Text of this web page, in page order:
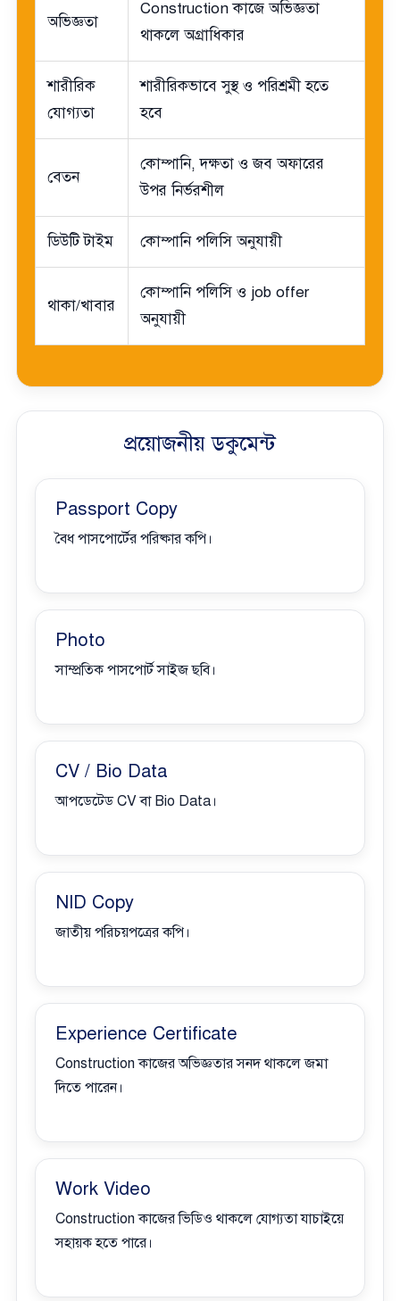
অভিজ্ঞতা
Construction কাজে অভিজ্ঞতা
থাকলে অগ্রাধিকার
শারীরিক
যোগ্যতা
শারীরিকভাবে সুস্থ ও পরিশ্রমী হতে
হবে
বেতন
কোম্পানি, দক্ষতা ও জব অফারের
উপর নির্ভরশীল
ডিউটি টাইম কোম্পানি পলিসি অনুযায়ী
থাকা/খাবার
কোম্পানি পলিসি ও job offer
অনুযায়ী
প্রয়োজনীয় ডকুমেন্ট
Passport Copy
বৈধ পাসপোর্টের পরিষ্কার কপি।
Photo
সাম্প্রতিক পাসপোর্ট সাইজ ছবি।
CV / Bio Data
আপডেটেড CV বা Bio Data।
NID Copy
জাতীয় পরিচয়পত্রের কপি।
Experience Certificate
Construction কাজের অভিজ্ঞতার সনদ থাকলে জমা
দিতে পারেন।
Work Video
Construction কাজের ভিডিও থাকলে যোগ্যতা যাচাইয়ে
সহায়ক হতে পারে।